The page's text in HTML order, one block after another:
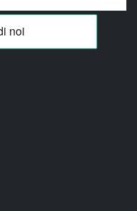
K 3. Ditta molto seria e
competente, molto
veloci ed onesti. La